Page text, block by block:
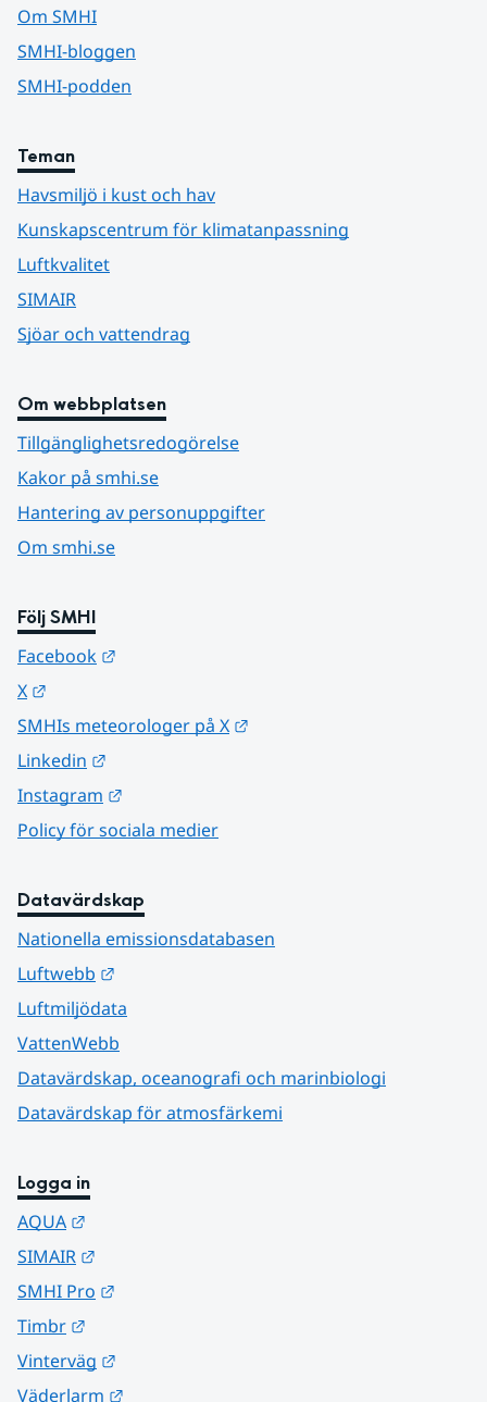
Om SMHI
SMHI-bloggen
SMHI-podden
Teman
Havsmiljö i kust och hav
Kunskapscentrum för klimatanpassning
Luftkvalitet
SIMAIR
Sjöar och vattendrag
Om webbplatsen
Tillgänglighetsredogörelse
Kakor på smhi.se
Hantering av personuppgifter
Om smhi.se
Följ SMHI
Facebook
X
SMHIs meteorologer på X
Linkedin
Instagram
Policy för sociala medier
Datavärdskap
Nationella emissionsdatabasen
Luftwebb
Luftmiljödata
VattenWebb
Datavärdskap, oceanografi och marinbiologi
Datavärdskap för atmosfärkemi
Logga in
AQUA
SIMAIR
SMHI Pro
Timbr
Vinterväg
Väderlarm